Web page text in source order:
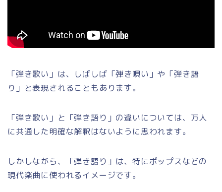
「弾き歌い」は、しばしば「弾き唄い」や「弾き語
り」と表現されることもあります。
「弾き歌い」と「弾き語り」の違いについては、万人
に共通した明確な解釈はないように思われます。
しかしながら、「弾き語り」は、特にポップスなどの
現代楽曲に使われるイメージです。